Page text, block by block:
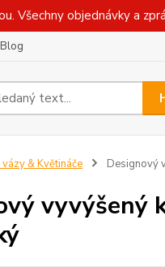
Všechny objednávky a
Blog
& Květináče Designový
vyvýšený